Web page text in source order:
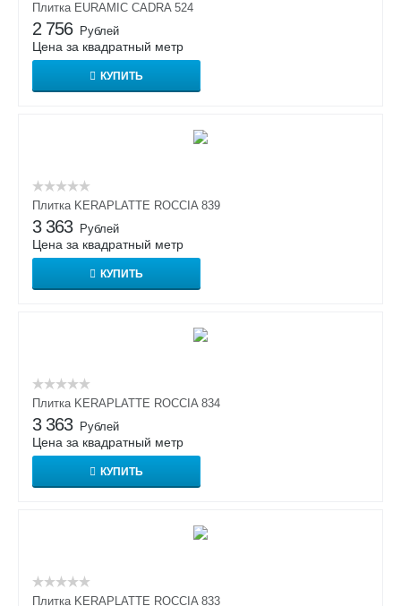
Плитка EURAMIC CADRA 524
2 756 Рублей
Цена за квадратный метр
КУПИТЬ
Плитка KERAPLATTE ROCCIA 839
3 363 Рублей
Цена за квадратный метр
КУПИТЬ
Плитка KERAPLATTE ROCCIA 834
3 363 Рублей
Цена за квадратный метр
КУПИТЬ
Плитка KERAPLATTE ROCCIA 833